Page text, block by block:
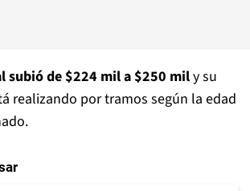
subió de $224 mil a $250 mily su
realizando por tramos según la edad